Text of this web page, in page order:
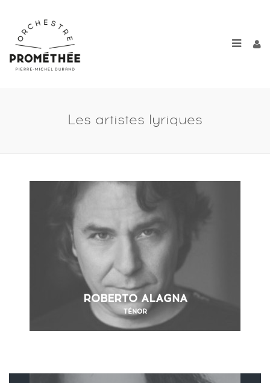
Les artistes lyriques
ROBERTO ALAGNA
TÉNOR